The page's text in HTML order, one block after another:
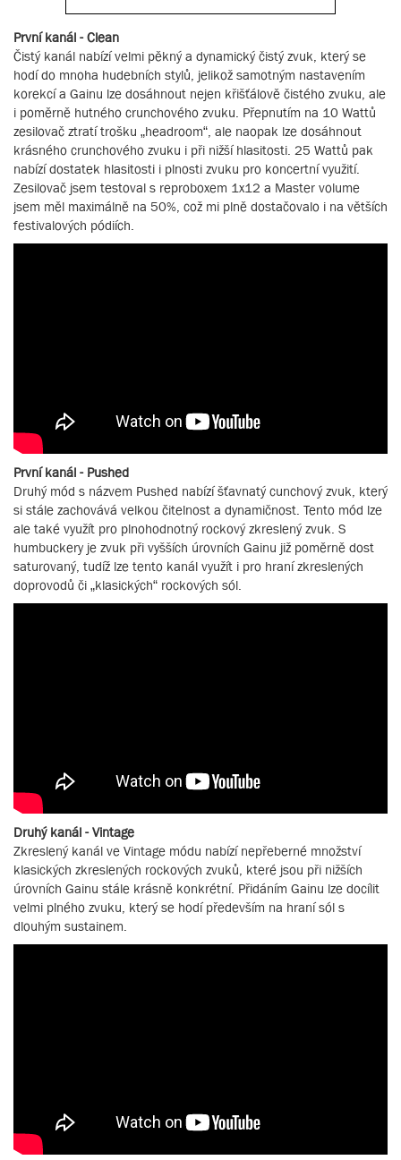
První kanál - Clean
Čistý kanál nabízí velmi pěkný a dynamický čistý zvuk, který se
hodí do mnoha hudebních stylů, jelikož samotným nastavením
korekcí a Gainu lze dosáhnout nejen křišťálově čistého zvuku, ale
i poměrně hutného crunchového zvuku. Přepnutím na 10 Wattů
zesilovač ztratí trošku „headroom“, ale naopak lze dosáhnout
krásného crunchového zvuku i při nižší hlasitosti. 25 Wattů pak
nabízí dostatek hlasitosti i plnosti zvuku pro koncertní využití.
Zesilovač jsem testoval s reproboxem 1x12 a Master volume
jsem měl maximálně na 50%, což mi plně dostačovalo i na větších
festivalových pódiích.
První kanál - Pushed
Druhý mód s názvem Pushed nabízí šťavnatý cunchový zvuk, který
si stále zachovává velkou čitelnost a dynamičnost. Tento mód lze
ale také využít pro plnohodnotný rockový zkreslený zvuk. S
humbuckery je zvuk při vyšších úrovních Gainu již poměrně dost
saturovaný, tudíž lze tento kanál využít i pro hraní zkreslených
doprovodů či „klasických“ rockových sól.
Druhý kanál - Vintage
Zkreslený kanál ve Vintage módu nabízí nepřeberné množství
klasických zkreslených rockových zvuků, které jsou při nižších
úrovních Gainu stále krásně konkrétní. Přidáním Gainu lze docílit
velmi plného zvuku, který se hodí především na hraní sól s
dlouhým sustainem.